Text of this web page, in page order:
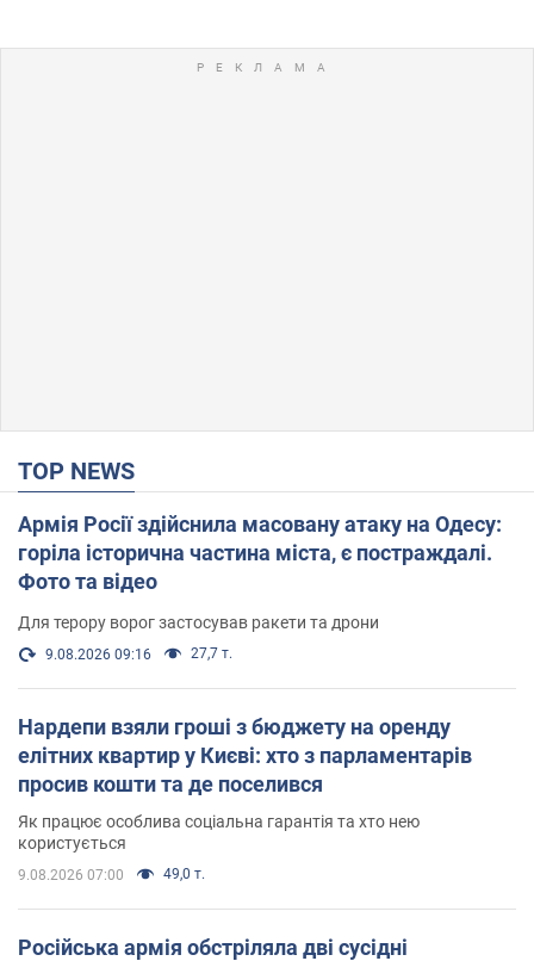
TOP NEWS
Армія Росії здійснила масовану атаку на Одесу:
горіла історична частина міста, є постраждалі.
Фото та відео
Для терору ворог застосував ракети та дрони
9.08.2026 09:16 27,7 т.
Нардепи взяли гроші з бюджету на оренду
елітних квартир у Києві: хто з парламентарів
просив кошти та де поселився
Як працює особлива соціальна гарантія та хто нею
користується
9.08.2026 07:00 49,0 т.
Російська армія обстріляла дві сусідні